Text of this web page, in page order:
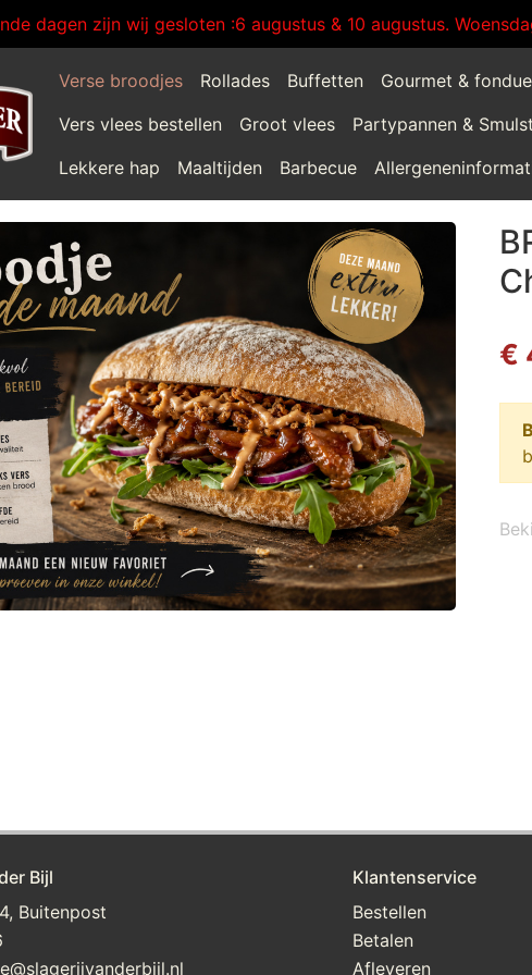
dagen zijn wij gesloten :6 augustus & 10 augustus.
Verse broodjes Rollades Buffetten Gourmet & fondue
Vers vlees bestellen
Groot vlees Partypannen &
Lekkere hap
Maaltijden Barbecue
€
Bijl
Buitenpost
Klantenservice
Bestellen
Betalen
Afleveren